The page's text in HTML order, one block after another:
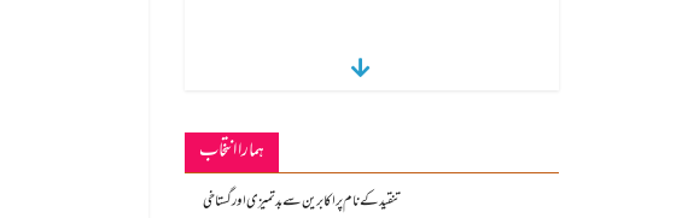
ہمارا انتخاب
تنقید کے نام پر اکابرین سے بدتمیزی اور گستاخی